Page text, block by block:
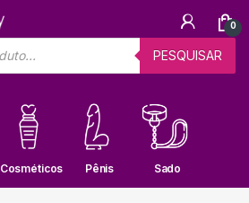
0
PESQUISAR
Cosméticos Pênis Sado